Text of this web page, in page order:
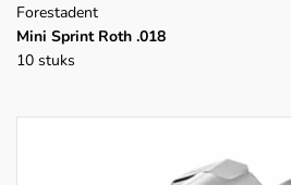
Forestadent
Mini Sprint Roth .018
10 stuks